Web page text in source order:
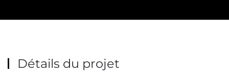
Détails du projet